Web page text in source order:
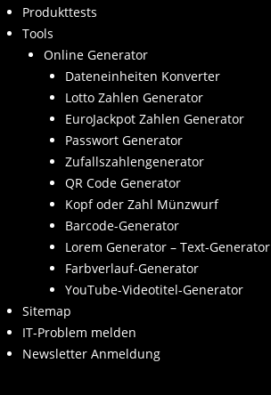
Produkttests
Tools
Online Generator
Dateneinheiten Konverter
Lotto Zahlen Generator
EuroJackpot Zahlen Generator
Passwort Generator
Zufallszahlengenerator
QR Code Generator
Kopf oder Zahl Münzwurf
Barcode-Generator
Lorem Generator – Text-Generator
Farbverlauf-Generator
YouTube-Videotitel-Generator
Sitemap
IT-Problem melden
Newsletter Anmeldung